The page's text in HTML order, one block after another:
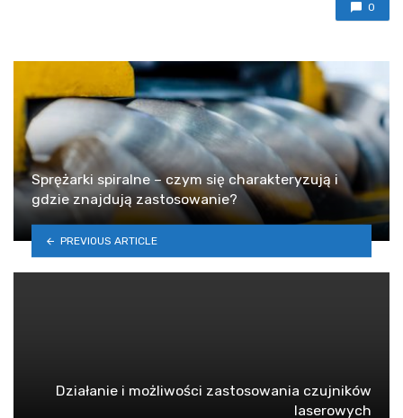
0
Sprężarki spiralne – czym się charakteryzują i
gdzie znajdują zastosowanie?
PREVIOUS ARTICLE
Działanie i możliwości zastosowania czujników
laserowych